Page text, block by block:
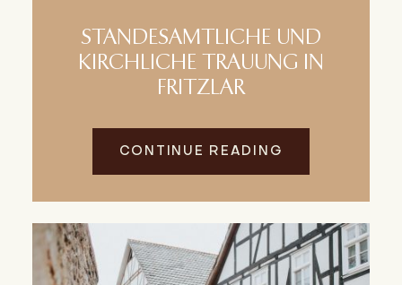
STANDESAMTLICHE UND
KIRCHLICHE TRAUUNG IN
FRITZLAR
CONTINUE READING